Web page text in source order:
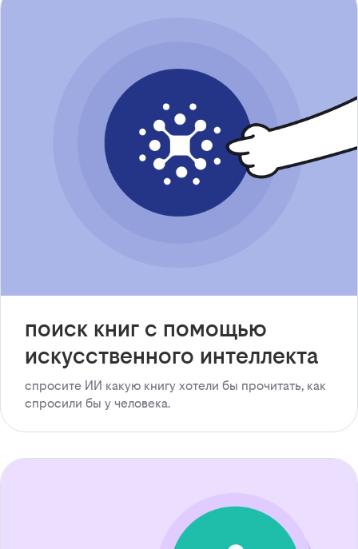
поиск книг с помощью
искусственного интеллекта
спросите ИИ какую книгу хотели бы прочитать, как
спросили бы у человека.